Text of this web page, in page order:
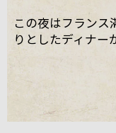
この夜はフランス
りとしたディナー